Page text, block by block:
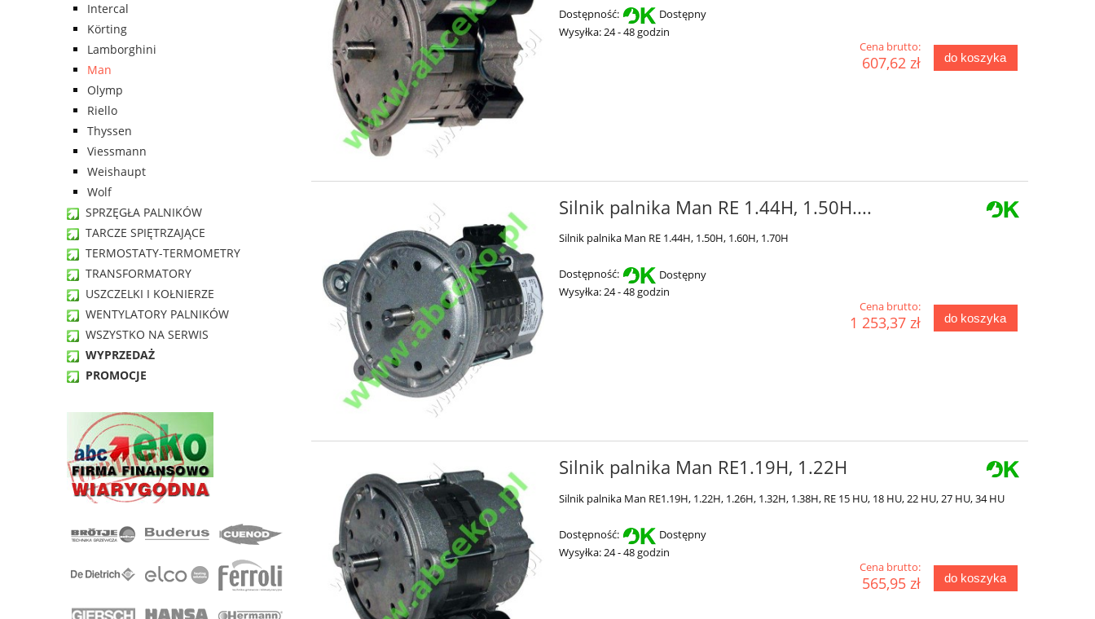
Intercal
Körting
Lamborghini
Man
Olymp
Riello
Thyssen
Viessmann
Weishaupt
Wolf
SPRZĘGŁA PALNIKÓW
TARCZE SPIĘTRZAJĄCE
TERMOSTATY-TERMOMETRY
TRANSFORMATORY
USZCZELKI I KOŁNIERZE
WENTYLATORY PALNIKÓW
WSZYSTKO NA SERWIS
WYPRZEDAŻ
PROMOCJE
Dostępność:
Dostępny
Wysyłka:24 - 48 godzin
Cena brutto:
607,62 zł do koszyka
Silnik palnika Man RE 1.44H, 1.50H....
Silnik palnika Man RE 1.44H, 1.50H, 1.60H, 1.70H
Dostępność:
Dostępny
Wysyłka:24 - 48 godzin
Cena brutto:
1 253,37 zł do koszyka
Silnik palnika Man RE1.19H, 1.22H
Silnik palnika Man RE1.19H, 1.22H, 1.26H, 1.32H, 1.38H, RE 15 HU, 18 HU, 22 HU, 27 HU, 34 HU
Dostępność:
Dostępny
Wysyłka:24 - 48 godzin
Cena brutto:
565,95 zł do koszyka